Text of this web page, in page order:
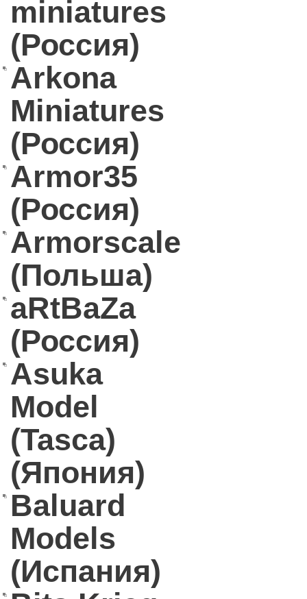
miniatures
(Россия)
Arkona
Miniatures
(Россия)
Armor35
(Россия)
Armorscale
(Польша)
aRtBaZa
(Россия)
Asuka
Model
(Tasca)
(Япония)
Baluard
Models
(Испания)